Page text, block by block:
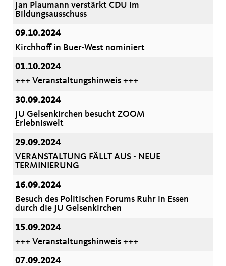
Jan Plaumann verstärkt CDU im
Bildungsausschuss
09.10.2024
Kirchhoff in Buer-West nominiert
01.10.2024
+++ Veranstaltungshinweis +++
30.09.2024
JU Gelsenkirchen besucht ZOOM
Erlebniswelt
29.09.2024
VERANSTALTUNG FÄLLT AUS - NEUE
TERMINIERUNG
16.09.2024
Besuch des Politischen Forums Ruhr in Essen
durch die JU Gelsenkirchen
15.09.2024
+++ Veranstaltungshinweis +++
07.09.2024